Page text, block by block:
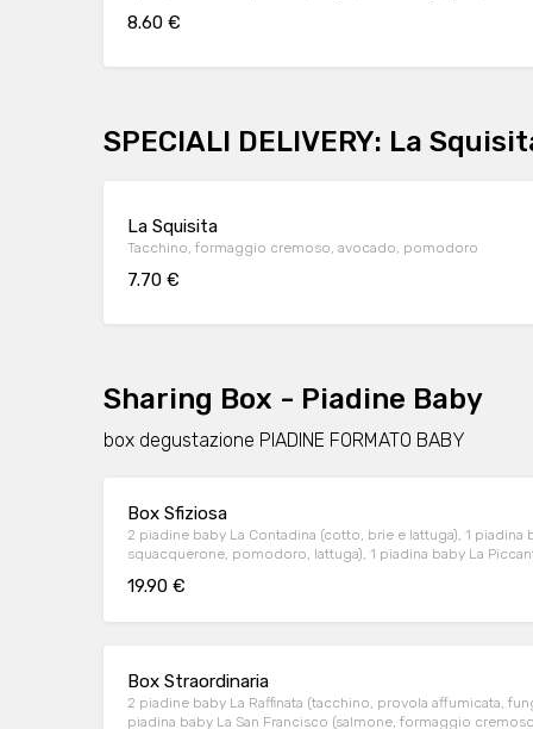
8.60 €
SPECIALI DELIVERY: La
La Squisita
Tacchino, formaggio cremoso, avocado, pomodoro
7.70 €
Sharing Box - Piadine Baby
box degustazione PIADINE FORMATO BABY
Box Sfiziosa
2 piadine baby La Contadina (cotto, brie e lattuga), 1 piadina
squacquerone, pomodoro, lattuga), 1 piadina baby La
19.90 €
Box Straordinaria
2 piadine baby La Raffinata (tacchino, provola affumicata,
piadina baby La San Francisco (salmone, formaggio